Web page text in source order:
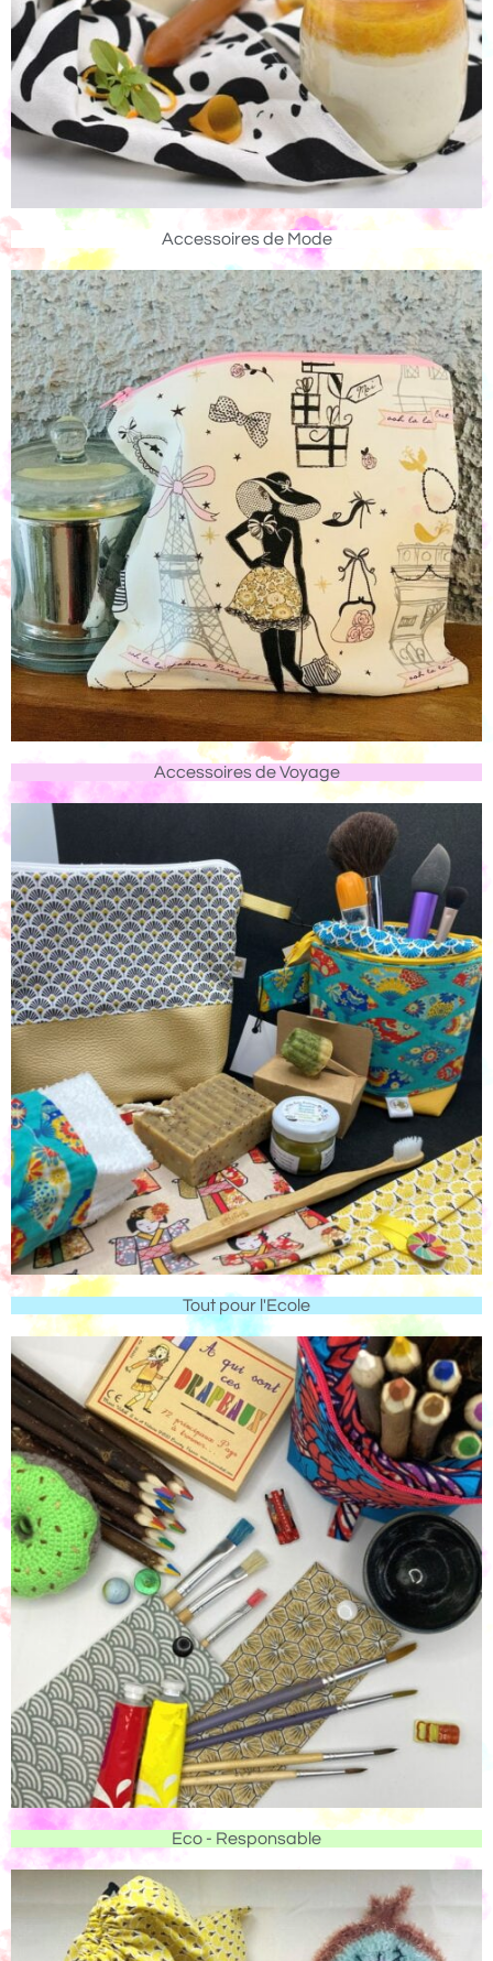
Accessoires de Mode
Accessoires de Voyage
Tout pour l'Ecole
Eco - Responsable